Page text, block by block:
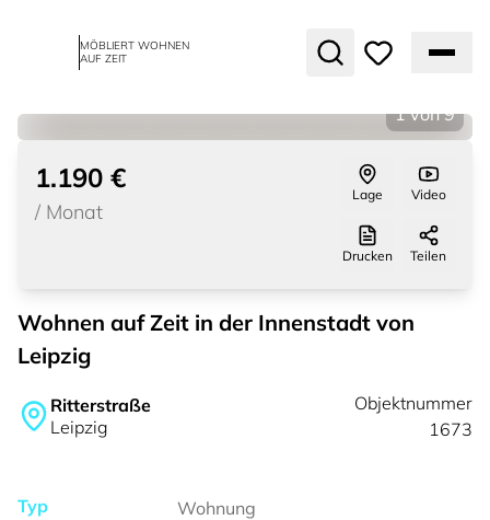
MÖBLIERT WOHNEN
AUF ZEIT
1 von 9
1.190 €
/ Monat
Lage Video
Drucken Teilen
Wohnen auf Zeit in der Innenstadt von
Leipzig
Ritterstraße
Leipzig
Objektnummer
1673
Typ
Wohnung